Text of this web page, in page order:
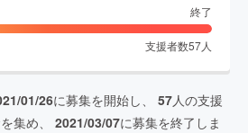
終了
支援者数57人
01/26に募集を開始し、 57人の支援
集め、 2021/03/07に募集を終了しま